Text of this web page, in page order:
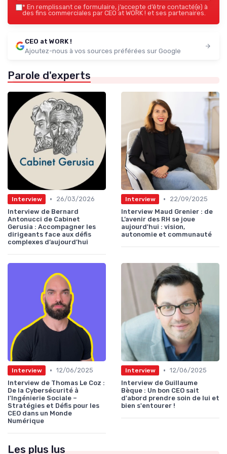
* En remplissant ce formulaire, j’accepte d’être contacté(e) à
des fins commerciales par CEO at WORK ! et ses partenaires.
CEO at WORK !
Ajoutez-nous à vos sources préférées sur Google
Parole d'experts
Interview •
26/03/2026
Interview de Bernard
Antonucci de Cabinet
Gerusia : Accompagner les
dirigeants face aux défis
complexes d’aujourd’hui
Interview •
22/09/2025
Interview Maud Grenier : de
L’avenir des RH se joue
aujourd'hui : vision,
autonomie et communauté
Interview • 12/06/2025
Interview de Thomas Le Coz :
De la Cybersécurité à
l'Ingénierie Sociale –
Stratégies et Défis pour les
CEO dans un Monde
Numérique
Interview • 12/06/2025
Interview de Guillaume
Bèque : Un bon CEO sait
d'abord prendre soin de lui et
bien s'entourer !
Les plus lus